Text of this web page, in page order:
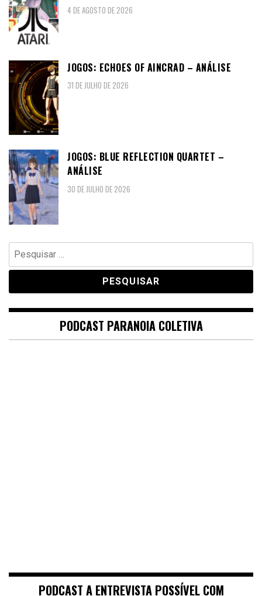
4 DE AGOSTO DE 2026
JOGOS: ECHOES OF AINCRAD – ANÁLISE
31 DE JULHO DE 2026
JOGOS: BLUE REFLECTION QUARTET –
ANÁLISE
30 DE JULHO DE 2026
Pesquisar
por:
PODCAST PARANOIA COLETIVA
PODCAST A ENTREVISTA POSSÍVEL COM